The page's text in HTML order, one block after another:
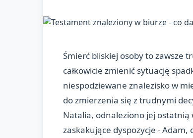
Śmierć bliskiej osoby to zawsze
całkowicie zmienić sytuację
niespodziewane znalezisko w
do zmierzenia się z trudnymi
Natalia, odnaleziono jej ostatnią
zaskakujące dyspozycje - Adam,